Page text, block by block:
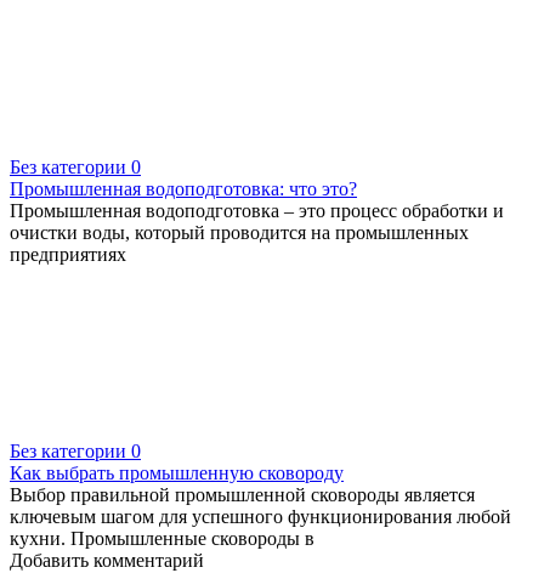
Без категории 0
Промышленная водоподготовка: что это?
Промышленная водоподготовка – это процесс обработки и
очистки воды, который проводится на промышленных
предприятиях
Без категории 0
Как выбрать промышленную сковороду
Выбор правильной промышленной сковороды является
ключевым шагом для успешного функционирования любой
кухни. Промышленные сковороды в
Добавить комментарий